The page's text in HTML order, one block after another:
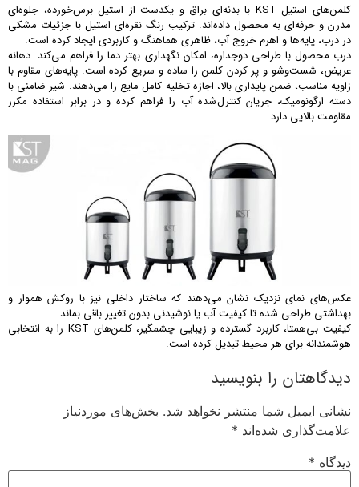
کلمن‌های استیل KST با بدنه‌ای براق و یکدست از استیل برس‌خورده، جلوه‌ای
مدرن و حرفه‌ای به محصول داده‌اند. ترکیب رنگ نقره‌ای استیل با جزئیات مشکی
در درب، پایه‌ها و اهرم خروج آب، ظاهری هماهنگ و کاربردی ایجاد کرده است.
درب محصول با طراحی دوجداره، امکان نگهداری بهتر دما را فراهم می‌کند. دهانه
عریض، شست‌وشو و پر کردن کلمن را ساده و سریع کرده است. پایه‌های مقاوم با
زاویه مناسب، ضمن پایداری بالا، اجازه تخلیه کامل مایع را می‌دهند. شیر ضامنی با
دسته ارگونومیک، جریان کنترل‌شده آب را فراهم کرده و در برابر استفاده مکرر
مقاومت بالایی دارد.
عکس‌های نمای نزدیک نشان می‌دهند که ساختار داخلی نیز با روکش هموار و
بهداشتی طراحی شده تا کیفیت آب یا نوشیدنی بدون تغییر باقی بماند.
کیفیت بی‌همتا، کاربرد گسترده و زیبایی چشمگیر، کلمن‌های KST را به انتخابی
هوشمندانه برای هر محیط تبدیل کرده است.
دیدگاهتان را بنویسید
نشانی ایمیل شما منتشر نخواهد شد. بخش‌های موردنیاز
علامت‌گذاری شده‌اند *
دیدگاه *